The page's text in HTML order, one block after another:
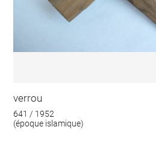
verrou
641 / 1952
(époque islamique)